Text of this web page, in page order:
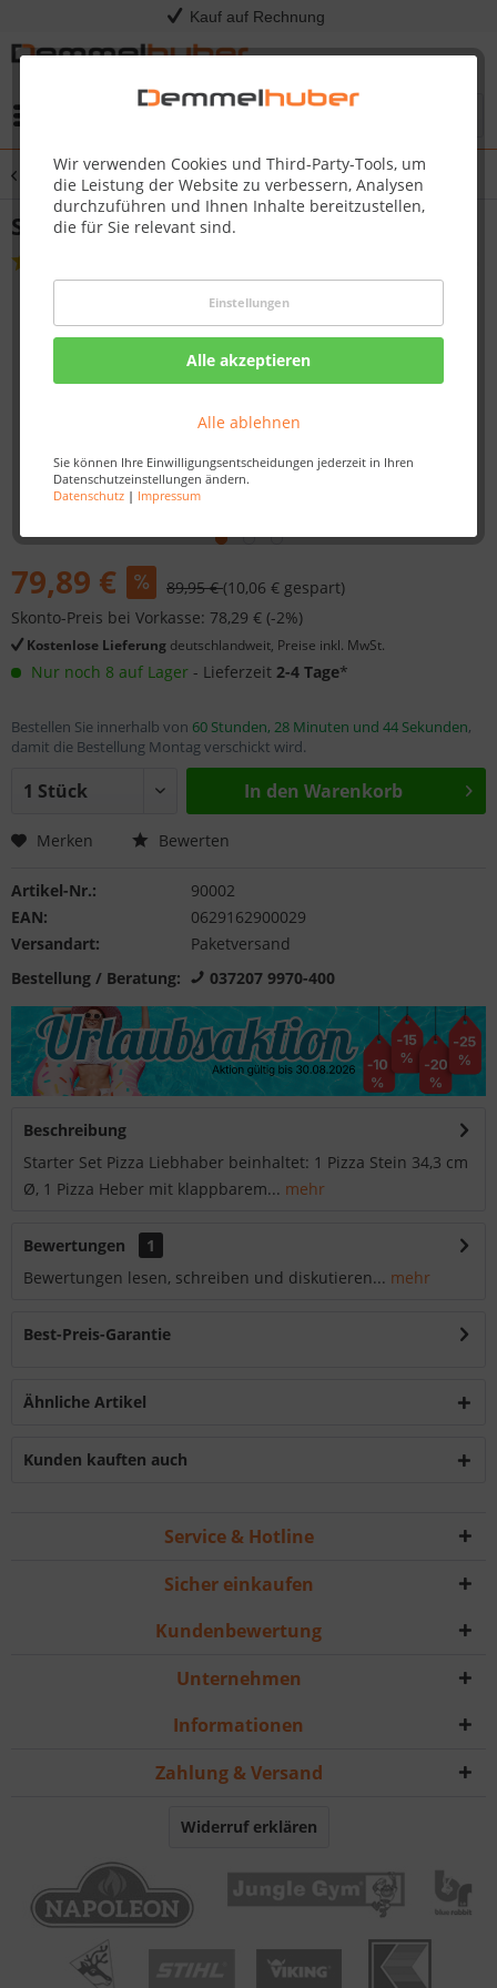
Kauf auf Rechnung
Wir verwenden Cookies und Third-Party-Tools, um
die Leistung der Website zu verbessern, Analysen
durchzuführen und Ihnen Inhalte bereitzustellen,
die für Sie relevant sind.
Einstellungen
Alle akzeptieren
Alle ablehnen
Sie können Ihre Einwilligungsentscheidungen jederzeit in Ihren
Datenschutzeinstellungen ändern.
Datenschutz| Impressum
Übersicht Pizzasteine
Starter Set PIZZA-LIEBHABER
79,89 € 89,95 €(10,06 € gespart)
Skonto-Preis bei Vorkasse: 78,29 € (-2%)
Kostenlose Lieferung deutschlandweit, Preise inkl. MwSt.
Nur noch 8 auf Lager - Lieferzeit 2-4 Tage*
Bestellen Sie innerhalb von 60 Stunden, 28 Minuten und 44 Sekunden,
damit die Bestellung Montag verschickt wird.
In den Warenkorb
Merken Bewerten
Artikel-Nr.:
90002
EAN:
0629162900029
Versandart:
Paketversand
Bestellung / Beratung:
037207 9970-400
Beschreibung
Starter Set Pizza Liebhaber beinhaltet: 1 Pizza Stein 34,3 cm
Ø, 1 Pizza Heber mit klappbarem... mehr
Bewertungen
1
Bewertungen lesen, schreiben und diskutieren... mehr
Best-Preis-Garantie
Ähnliche Artikel
Kunden kauften auch
Service & Hotline
Sicher einkaufen
Kundenbewertung
Unternehmen
Informationen
Zahlung & Versand
Widerruf erklären